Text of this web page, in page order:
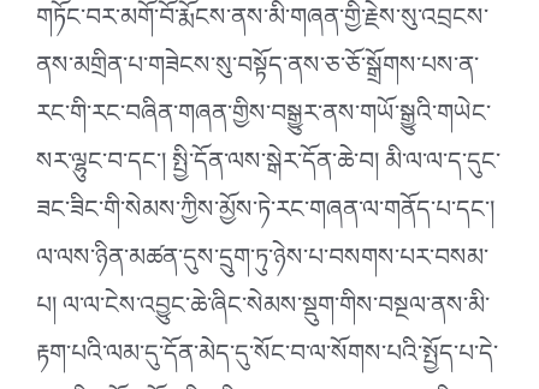
གཏོང་བར་མགོ་བོ་རྨོངས་ནས་མི་གཞན་གྱི་རྗེས་སུ་འབྲངས་
ནས་མགྲིན་པ་གཟེངས་སུ་བསྟོད་ནས་ཅ་ཅོ་སྒྲོགས་པས་ན་
རང་གི་རང་བཞིན་གཞན་གྱིས་བསྒྱུར་ནས་གཡོ་སྒྱུའི་གཡེང་
སར་ལྷུང་བ་དང༌། སྤྱི་དོན་ལས་སྒེར་དོན་ཆེ་བ། མི་ལ་ལ་ད་དུང་
ཟང་ཟིང་གི་སེམས་ཀྱིས་མྱོས་ཏེ་རང་གཞན་ལ་གནོད་པ་དང༌།
ལ་ལས་ཉིན་མཚན་དུས་དྲུག་ཏུ་ཉེས་པ་བསགས་པར་བསམ་
པ། ལ་ལ་ངེས་འབྱུང་ཆེ་ཞིང་སེམས་སྡུག་གིས་བསྔལ་ནས་མི་
རྟག་པའི་ལམ་དུ་དོན་མེད་དུ་སོང་བ་ལ་སོགས་པའི་སྤྱོད་པ་དེ་